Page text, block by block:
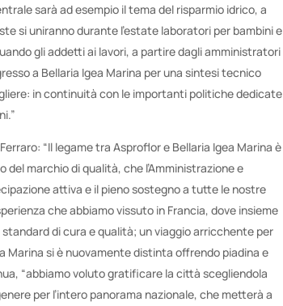
sarà ad esempio il tema del risparmio idrico, a
si uniranno durante l’estate laboratori per bambini e
gli addetti ai lavori, a partire dagli amministratori
a Bellaria Igea Marina per una sintesi tecnico
in continuità con le importanti politiche dedicate
“Il legame tra Asproflor e Bellaria Igea Marina è
marchio di qualità, che l’Amministrazione e
attiva e il pieno sostegno a tutte le nostre
che abbiamo vissuto in Francia, dove insieme
di cura e qualità; un viaggio arricchente per
Marina si è nuovamente distinta offrendo piadina e
“abbiamo voluto gratificare la città scegliendola
per l’intero panorama nazionale, che metterà a